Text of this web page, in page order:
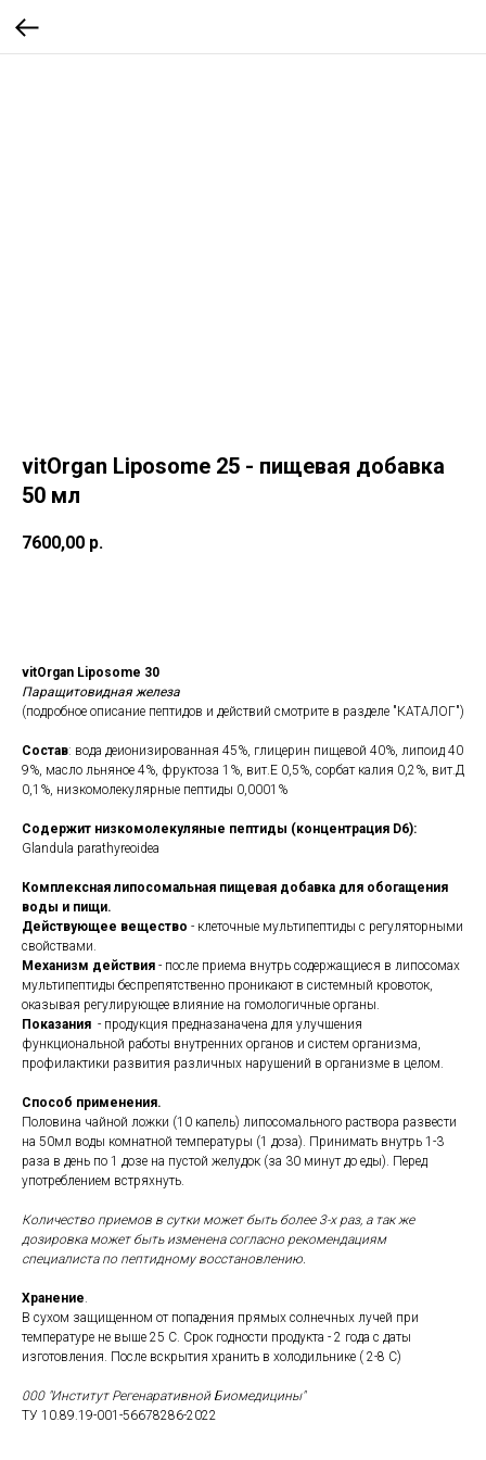
vitOrgan Liposome 25 - пищевая добавка
50 мл
7600,00 р.
vitOrgan Liposome 30
Паращитовидная железа
(подробное описание пептидов и действий смотрите в разделе "КАТАЛОГ")
Состав: вода деионизированная 45%, глицерин пищевой 40%, липоид 40
9%, масло льняное 4%, фруктоза 1%, вит.Е 0,5%, сорбат калия 0,2%, вит.Д
0,1%, низкомолекулярные пептиды 0,0001%
Содержит низкомолекуляные пептиды (концентрация D6):
Glandula parathyreoidea
Комплексная липосомальная пищевая добавка для обогащения
воды и пищи.
Действующее вещество - клеточные мультипептиды с регуляторными
свойствами.
Механизм действия - после приема внутрь содержащиеся в липосомах
мультипептиды беспрепятственно проникают в системный кровоток,
оказывая регулирующее влияние на гомологичные органы.
Показания - продукция предназаначена для улучшения
функциональной работы внутренних органов и систем организма,
профилактики развития различных нарушений в организме в целом.
Способ применения.
Половина чайной ложки (10 капель) липосомального раствора развести
на 50мл воды комнатной температуры (1 доза). Принимать внутрь 1-3
раза в день по 1 дозе на пустой желудок (за 30 минут до еды). Перед
употреблением встряхнуть.
Количество приемов в сутки может быть более 3-х раз, а так же
дозировка может быть изменена согласно рекомендациям
специалиста по пептидному восстановлению.
Хранение.
В сухом защищенном от попадения прямых солнечных лучей при
температуре не выше 25 С. Срок годности продукта - 2 года с даты
изготовления. После вскрытия хранить в холодильнике ( 2-8 С)
000 "Институт Регенаративной Биомедицины"
ТУ 10.89.19-001-56678286-2022